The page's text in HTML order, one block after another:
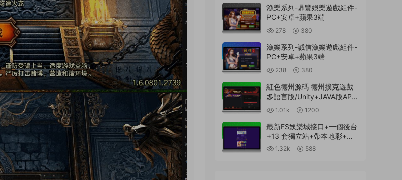
漁樂系列-鼎豐娛樂遊戲組件-
PC+安卓+蘋果3端
278 380
漁樂系列-誠信漁樂遊戲組件-
PC+安卓+蘋果3端
238 380
紅色德州源碼 德州撲克遊戲
多語言版/Unity+JAVA版APP
雙端源碼/中英繁三語言+帶
控+帶彩池持倉/完美運行
1.01k 1200
最新FS娛樂城接口+一個後台
+13 套獨立站+帶本地彩+一
鍵搭建腳本
1.32k 588